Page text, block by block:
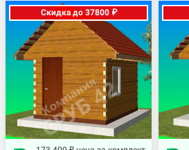
Скидка до 37800 ₽